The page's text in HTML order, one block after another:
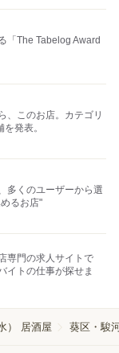
「The Tabelog Award
、このお店。カテゴリ
発表。
多くのユーザーから選
るお店"
専門の求人サイトで
イトの仕事が探せま
） 居酒屋 葵区・駿